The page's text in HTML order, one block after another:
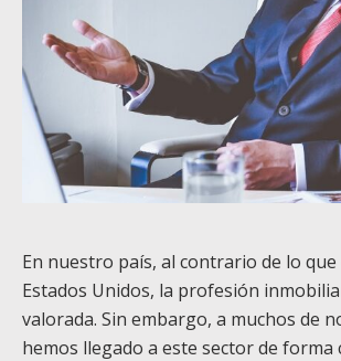
En nuestro país, al contrario de lo
Estados Unidos, la profesión
valorada. Sin embargo, a muchos de
hemos llegado a este sector de forma